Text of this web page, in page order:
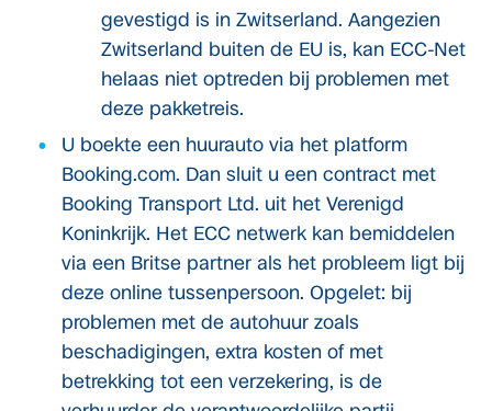
gevestigd is in Zwitserland. Aangezien
Zwitserland buiten de EU is, kan ECC-Net
helaas niet optreden bij problemen met
deze pakketreis.
U boekte een huurauto via het platform
Booking.com. Dan sluit u een contract met
Booking Transport Ltd. uit het Verenigd
Koninkrijk. Het ECC netwerk kan bemiddelen
via een Britse partner als het probleem ligt bij
deze online tussenpersoon. Opgelet: bij
problemen met de autohuur zoals
beschadigingen, extra kosten of met
betrekking tot een verzekering, is de